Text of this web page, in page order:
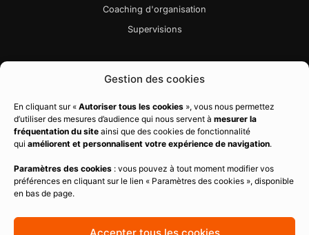
Gestion des cookies
En cliquant sur « Autoriser tous les cookies », vous nous permettez
d’utiliser des mesures d’audience qui nous servent à mesurer la
fréquentation du site ainsi que des cookies de fonctionnalité
qui améliorent et personnalisent votre expérience de navigation.
Paramètres des cookies : vous pouvez à tout moment modifier vos
préférences en cliquant sur le lien « Paramètres des cookies », disponible
en bas de page.
Accepter tous les cookies
Coaching d'organisation
Supervisions
Liens utiles
Bibliographie
Charte qualité
Règlement intérieur
Politique de confidentialité